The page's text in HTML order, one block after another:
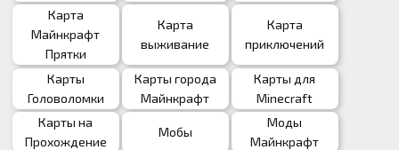
Карта
Майнкрафт
Прятки
Карта
выживание
Карта
приключений
Карты
Головоломки
Карты города
Майнкрафт
Карты для
Minecraft
Карты на
Прохождение
Мобы
Моды
Майнкрафт